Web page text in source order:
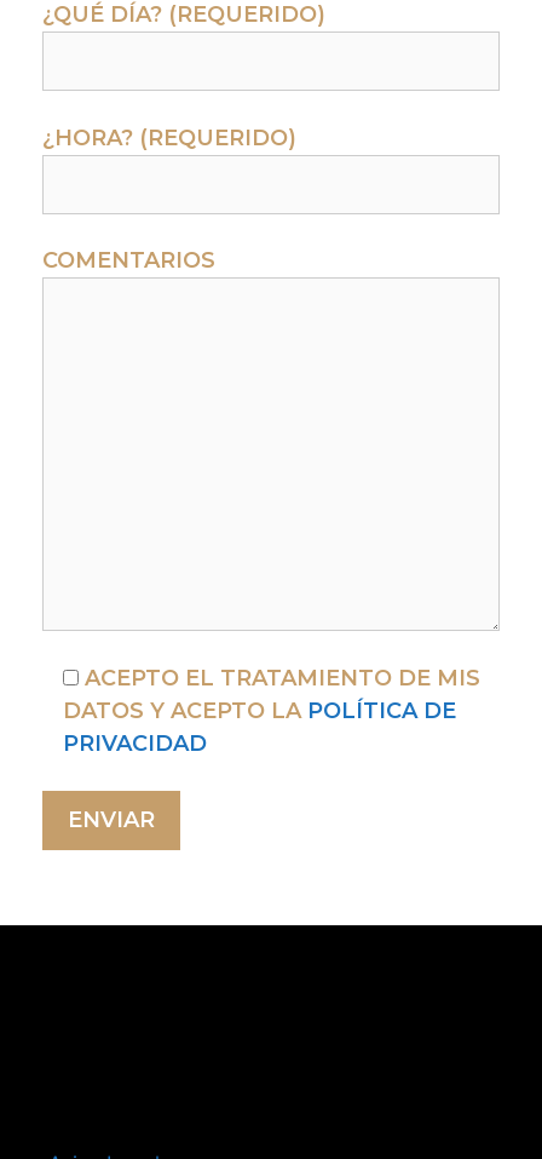
¿QUÉ DÍA? (REQUERIDO)
¿HORA? (REQUERIDO)
COMENTARIOS
ACEPTO EL TRATAMIENTO DE MIS
DATOS Y ACEPTO LA POLÍTICA DE
PRIVACIDAD